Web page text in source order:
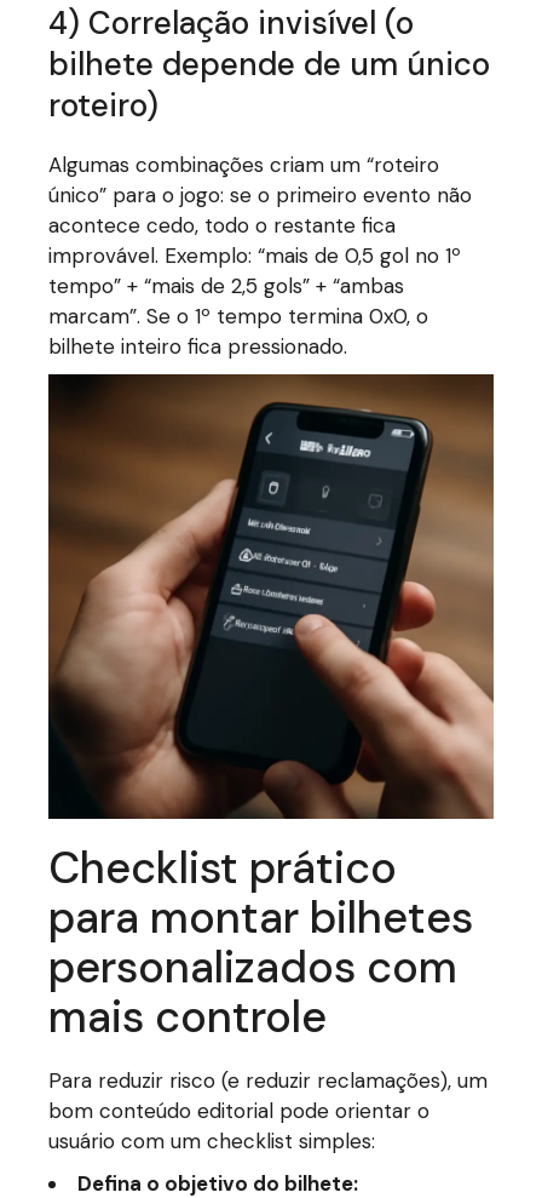
4) Correlação invisível (o
bilhete depende de um único
roteiro)
Algumas combinações criam um “roteiro
único” para o jogo: se o primeiro evento não
acontece cedo, todo o restante fica
improvável. Exemplo: “mais de 0,5 gol no 1º
tempo” + “mais de 2,5 gols” + “ambas
marcam”. Se o 1º tempo termina 0x0, o
bilhete inteiro fica pressionado.
Checklist prático
para montar bilhetes
personalizados com
mais controle
Para reduzir risco (e reduzir reclamações), um
bom conteúdo editorial pode orientar o
usuário com um checklist simples:
Defina o objetivo do bilhete: